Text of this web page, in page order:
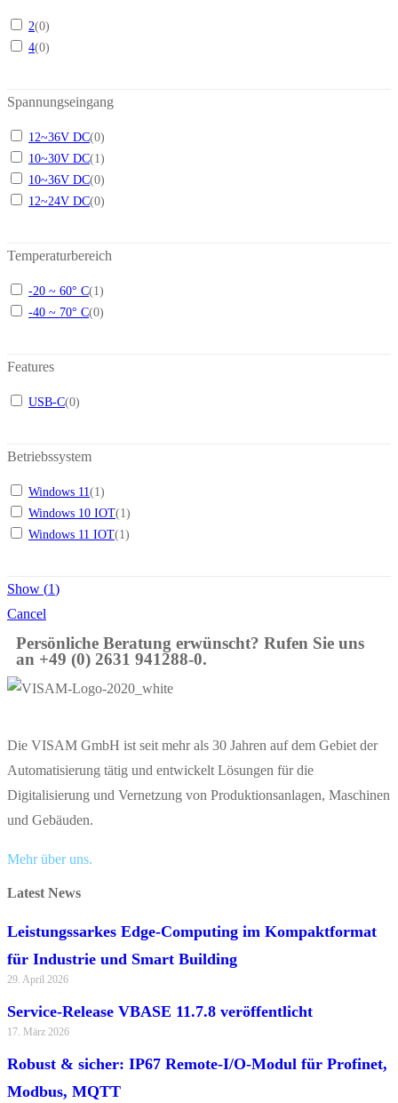
2(0)
4(0)
Spannungseingang
12~36V DC(0)
10~30V DC(1)
10~36V DC(0)
12~24V DC(0)
Temperaturbereich
-20 ~ 60° C(1)
-40 ~ 70° C(0)
Features
USB-C(0)
Betriebssystem
Windows 11(1)
Windows 10 IOT(1)
Windows 11 IOT(1)
Show (1)
Cancel
Persönliche Beratung erwünscht? Rufen Sie uns
an +49 (0) 2631 941288-0.
Die VISAM GmbH ist seit mehr als 30 Jahren auf dem Gebiet der
Automatisierung tätig und entwickelt Lösungen für die
Digitalisierung und Vernetzung von Produktionsanlagen, Maschinen
und Gebäuden.
Mehr über uns.
Latest News
Leistungssarkes Edge-Computing im Kompaktformat
für Industrie und Smart Building
29. April 2026
Service-Release VBASE 11.7.8 veröffentlicht
17. März 2026
Robust & sicher: IP67 Remote-I/O-Modul für Profinet,
Modbus, MQTT